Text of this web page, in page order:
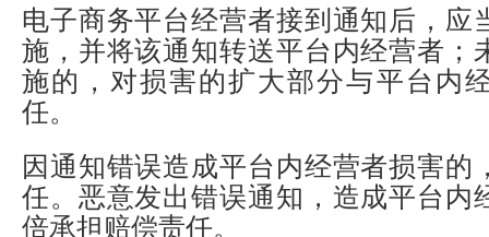
电子商务平台经营者接到通知后，应
施，并将该通知转送平台内经营者；
施的，对损害的扩大部分与平台内
任。
因通知错误造成平台内经营者损害的
任。恶意发出错误通知，造成平台内
倍承担赔偿责任。